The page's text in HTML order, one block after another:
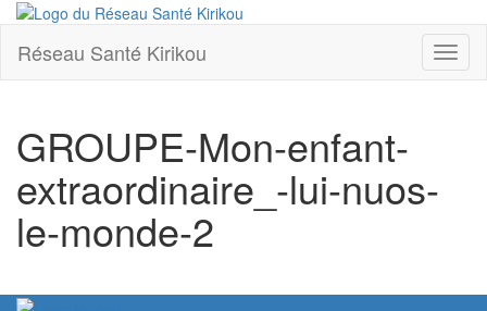
Réseau Santé Kirikou
GROUPE-Mon-enfant-
extraordinaire_-lui-nuos-
le-monde-2